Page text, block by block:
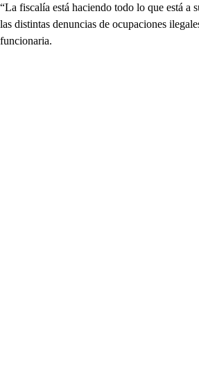
“La fiscalía está haciendo todo lo que está a
las distintas denuncias de ocupaciones
funcionaria.